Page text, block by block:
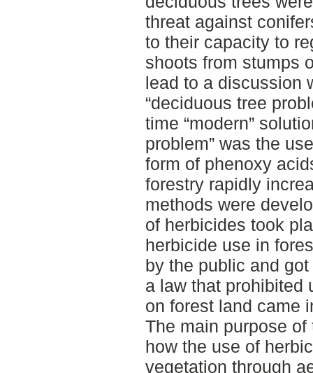
threat against
to their capacity to
shoots from stumps
lead to a discussion
“deciduous tree
time “modern”
problem” was the
form of phenoxy
forestry rapidly
methods were
of herbicides took
herbicide use in
by the public and
a law that prohibited
on forest land came
The main purpose
how the use of
vegetation through